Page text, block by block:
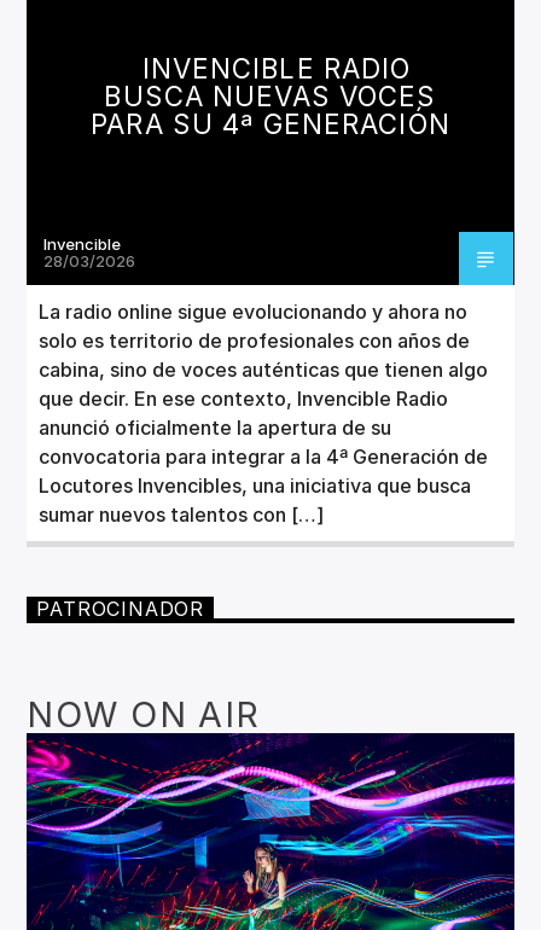
Invencible Radio
INVENCIBLE RADIO
BUSCA NUEVAS VOCES
PARA SU 4ª GENERACIÓN
Invencible
28/03/2026
La radio online sigue evolucionando y ahora no
solo es territorio de profesionales con años de
cabina, sino de voces auténticas que tienen algo
que decir. En ese contexto, Invencible Radio
anunció oficialmente la apertura de su
convocatoria para integrar a la 4ª Generación de
Locutores Invencibles, una iniciativa que busca
sumar nuevos talentos con […]
PATROCINADOR
NOW ON AIR